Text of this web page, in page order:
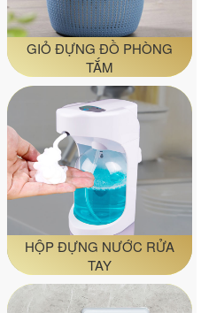
GIỎ ĐỰNG ĐỒ PHÒNG
TẮM
HỘP ĐỰNG NƯỚC RỬA
TAY